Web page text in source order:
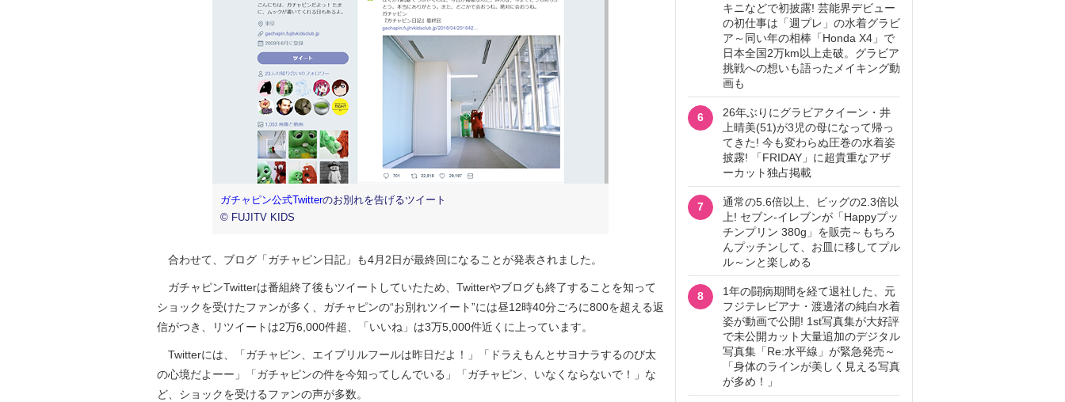
ガチャピン公式Twitterのお別れを告げるツイート
© FUJITV KIDS
合わせて、ブログ「ガチャピン日記」も4月2日が最終回になることが発表されました。
ガチャピンTwitterは番組終了後もツイートしていたため、Twitterやブログも終了することを知って
ショックを受けたファンが多く、ガチャピンの“お別れツイート”には昼12時40分ごろに800を超える返
信がつき、リツイートは2万6,000件超、「いいね」は3万5,000件近くに上っています。
Twitterには、「ガチャピン、エイプリルフールは昨日だよ！」「ドラえもんとサヨナラするのび太
の心境だよーー」「ガチャピンの件を今知ってしんでいる」「ガチャピン、いなくならないで！」な
ど、ショックを受けるファンの声が多数。
キニなどで初披露! 芸能界デビュー
の初仕事は「週プレ」の水着グラビ
ア～同い年の相棒「Honda X4」で
日本全国2万km以上走破。グラビア
挑戦への想いも語ったメイキング動
画も
6
26年ぶりにグラビアクイーン・井
上晴美(51)が3児の母になって帰っ
てきた! 今も変わらぬ圧巻の水着姿
披露! 「FRIDAY」に超貴重なアザ
ーカット独占掲載
7
通常の5.6倍以上、ビッグの2.3倍以
上! セブン‐イレブンが「Happyプッ
チンプリン 380g」を販売～もちろ
んプッチンして、お皿に移してプル
ル～ンと楽しめる
8
1年の闘病期間を経て退社した、元
フジテレビアナ・渡邊渚の純白水着
姿が動画で公開! 1st写真集が大好評
で未公開カット大量追加のデジタル
写真集「Re:水平線」が緊急発売～
「身体のラインが美しく見える写真
が多め！」